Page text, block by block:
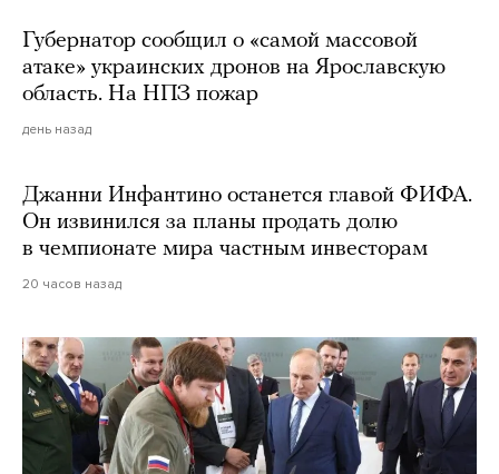
Губернатор сообщил о «самой массовой
атаке» украинских дронов на Ярославскую
область. На НПЗ пожар
день назад
Джанни Инфантино останется главой ФИФА.
Он извинился за планы продать долю
в чемпионате мира частным инвесторам
20 часов назад